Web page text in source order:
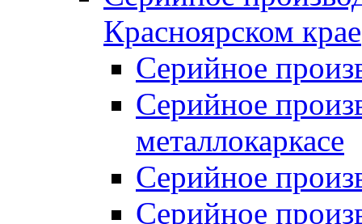
Красноярском крае
Серийное
Серийное
металлокаркасе
Серийное
Серийное